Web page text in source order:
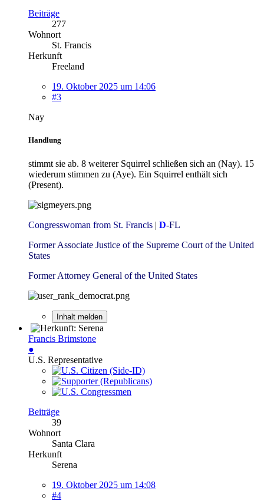
Beiträge
277
Wohnort
St. Francis
Herkunft
Freeland
19. Oktober 2025 um 14:06
#3
Nay
Handlung
stimmt sie ab. 8 weiterer Squirrel schließen sich an (Nay). 15
wiederum stimmen zu (Aye). Ein Squirrel enthält sich
(Present).
Congresswoman from St. Francis | D-FL
Former Associate Justice of the Supreme Court of the United
States
Former Attorney General of the United States
Inhalt melden
Francis Brimstone
●
U.S. Representative
Beiträge
39
Wohnort
Santa Clara
Herkunft
Serena
19. Oktober 2025 um 14:08
#4